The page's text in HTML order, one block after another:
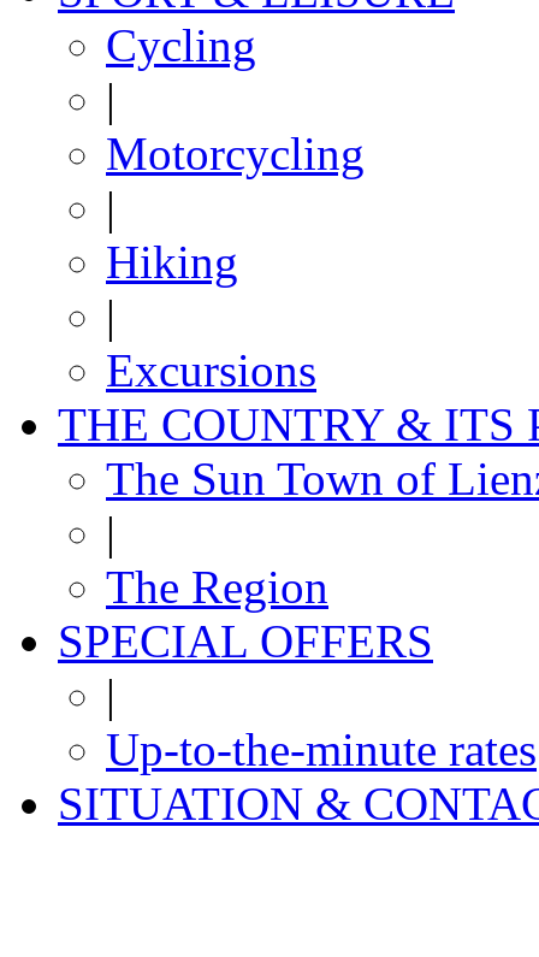
Cycling
|
Motorcycling
|
Hiking
|
Excursions
THE COUNTRY & ITS
The Sun Town of
|
The Region
SPECIAL OFFERS
|
Up-to-the-minute rates
SITUATION &